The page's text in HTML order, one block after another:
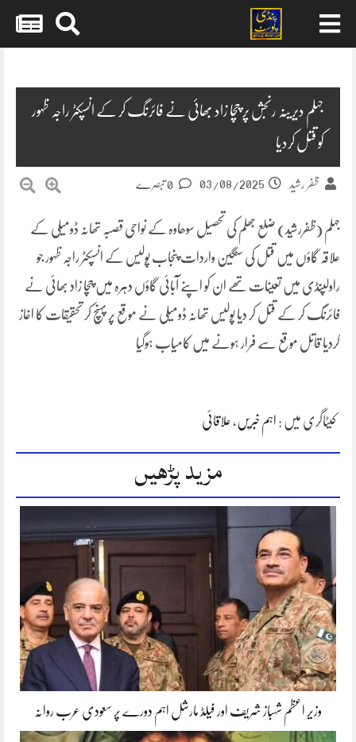
جہلم دیرینہ رنجش پر چچا زاد بھائی نے فائرنگ کر کے انسپکٹر راجہ ظہور
کو قتل کردیا
ظفر رشید 03/08/2025
جہلم (ظفررشید) ضلع جھلم کی تحصیل سوھاوہ کے نواحی قصبہ تھانہ ڈومیلی کے
علاقہ گاؤں میں قتل کی سنگین واردات پنجاب پولیس کے انسپکٹر راجہ ظہور جو
راولپنڈی میں تعینات تھے ان کو اپنے آبائی گاؤں دہرہ میں چچا زاد بھائی نے
فائرنگ کر کے قتل کر دیا پولیس تھانہ ڈومیلی نے موقع پر پہنچ کر تحقیقات کا اغاز
کردیا قاتل موقع سے فرار ہونے میں کامیاب ہوگیا
کیٹاگری میں : اہم خبریں ، علاقائی
مزید پڑھیں
وزیر اعظم شہباز شریف اور فیلڈ مارشل اہم دورے پر سعودی عرب روانہ